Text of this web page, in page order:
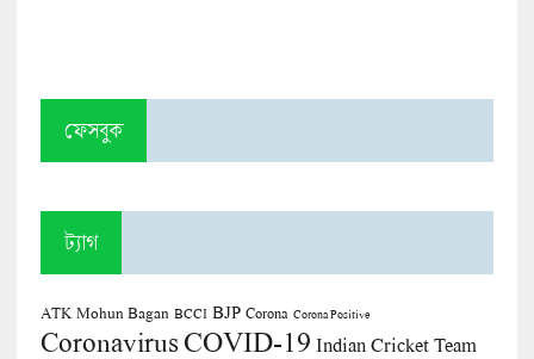
ফেসবুক
ট্যাগ
ATK Mohun Bagan BCCI BJP Corona Corona Positive
CoronavirusCOVID-19 Indian Cricket Team